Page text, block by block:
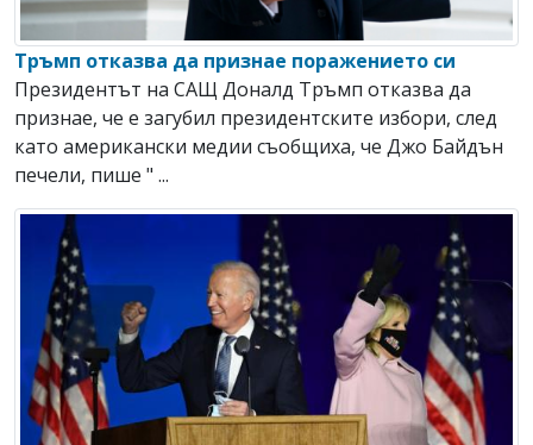
Тръмп отказва да признае поражението си
Президентът на САЩ Доналд Тръмп отказва да
признае, че е загубил президентските избори, след
като американски медии съобщиха, че Джо Байдън
печели, пише " ...